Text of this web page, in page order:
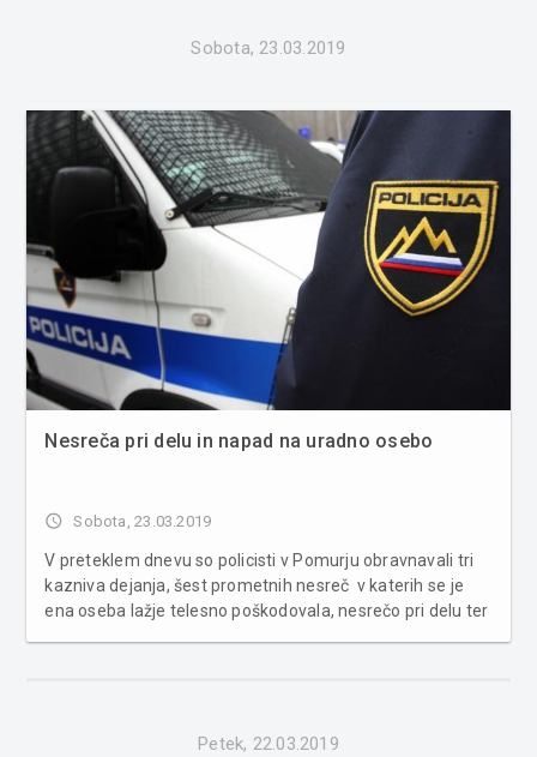
Sobota, 23.03.2019
Nesreča pri delu in napad na uradno osebo
access_time Sobota, 23.03.2019
V preteklem dnevu so policisti v Pomurju obravnavali tri
kazniva dejanja, šest prometnih nesreč v katerih se je
ena oseba lažje telesno poškodovala, nesrečo pri delu ter
Petek, 22.03.2019